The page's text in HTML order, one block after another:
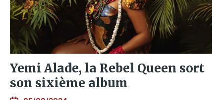
Yemi Alade, la Rebel Queen sort
son sixième album